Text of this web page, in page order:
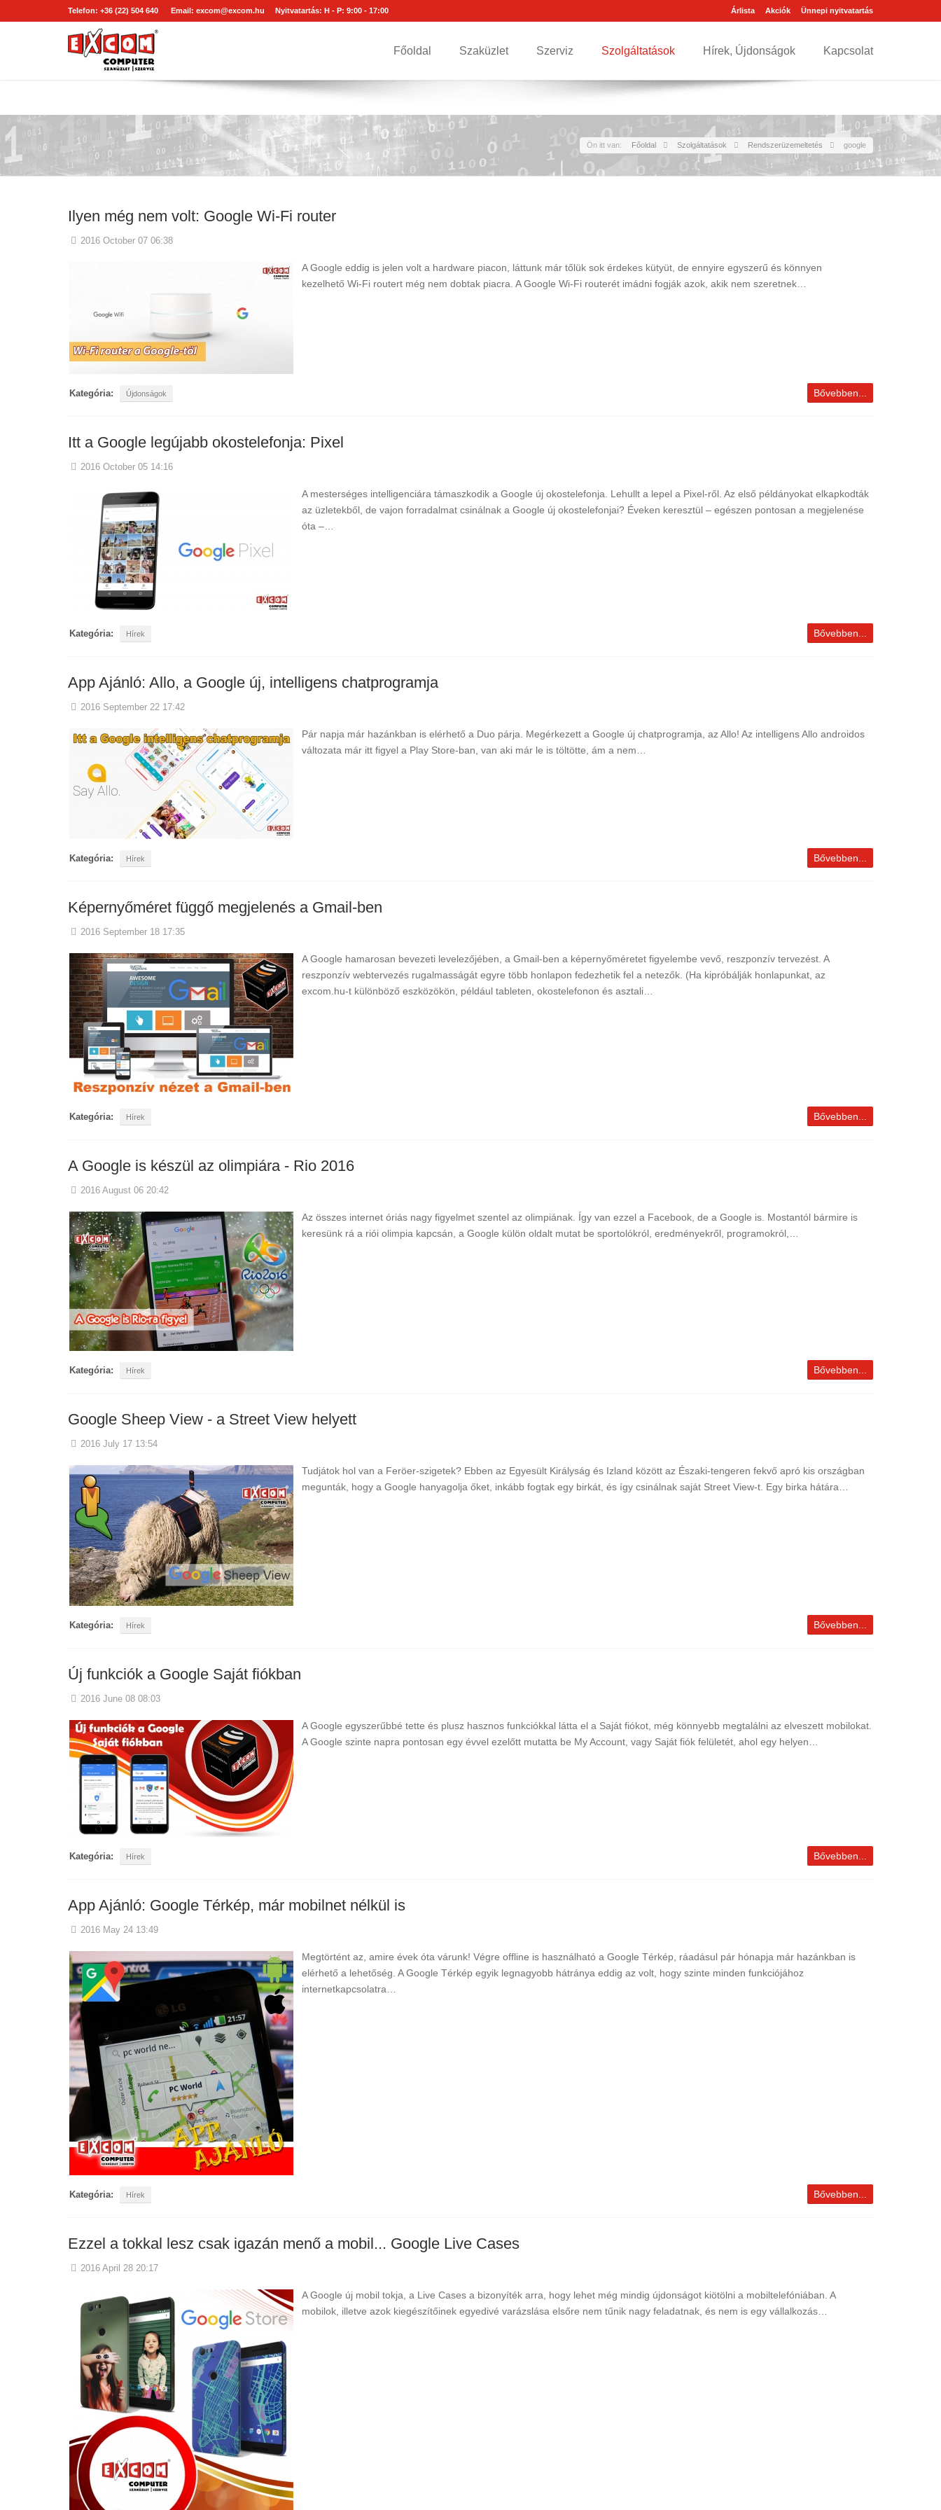
Telefon: +36 (22) 504 640 Email: excom@excom.hu Nyitvatartás: H - P: 9:00 - 17:00 Árlista Akciók Ünnepi nyitvatartás
Főoldal Szaküzlet Szerviz Szolgáltatások Hírek, Újdonságok Kapcsolat
Ön itt van: Főoldal Szolgáltatások Rendszerüzemeltetés google
Ilyen még nem volt: Google Wi-Fi router
2016 October 07 06:38
A Google eddig is jelen volt a hardware piacon, láttunk már tőlük sok érdekes kütyüt, de ennyire egyszerű és könnyen
kezelhető Wi-Fi routert még nem dobtak piacra. A Google Wi-Fi routerét imádni fogják azok, akik nem szeretnek…
Kategória: Újdonságok Bővebben...
Itt a Google legújabb okostelefonja: Pixel
2016 October 05 14:16
A mesterséges intelligenciára támaszkodik a Google új okostelefonja. Lehullt a lepel a Pixel-ről. Az első példányokat elkapkodták
az üzletekből, de vajon forradalmat csinálnak a Google új okostelefonjai? Éveken keresztül – egészen pontosan a megjelenése
óta –…
Kategória: Hírek Bővebben...
App Ajánló: Allo, a Google új, intelligens chatprogramja
2016 September 22 17:42
Pár napja már hazánkban is elérhető a Duo párja. Megérkezett a Google új chatprogramja, az Allo! Az intelligens Allo androidos
változata már itt figyel a Play Store-ban, van aki már le is töltötte, ám a nem…
Kategória: Hírek Bővebben...
Képernyőméret függő megjelenés a Gmail-ben
2016 September 18 17:35
A Google hamarosan bevezeti levelezőjében, a Gmail-ben a képernyőméretet figyelembe vevő, reszponzív tervezést. A
reszponzív webtervezés rugalmasságát egyre több honlapon fedezhetik fel a netezők. (Ha kipróbálják honlapunkat, az
excom.hu-t különböző eszközökön, például tableten, okostelefonon és asztali…
Kategória: Hírek Bővebben...
A Google is készül az olimpiára - Rio 2016
2016 August 06 20:42
Az összes internet óriás nagy figyelmet szentel az olimpiának. Így van ezzel a Facebook, de a Google is. Mostantól bármire is
keresünk rá a riói olimpia kapcsán, a Google külön oldalt mutat be sportolókról, eredményekről, programokról,…
Kategória: Hírek Bővebben...
Google Sheep View - a Street View helyett
2016 July 17 13:54
Tudjátok hol van a Feröer-szigetek? Ebben az Egyesült Királyság és Izland között az Északi-tengeren fekvő apró kis országban
megunták, hogy a Google hanyagolja őket, inkább fogtak egy birkát, és így csinálnak saját Street View-t. Egy birka hátára…
Kategória: Hírek Bővebben...
Új funkciók a Google Saját fiókban
2016 June 08 08:03
A Google egyszerűbbé tette és plusz hasznos funkciókkal látta el a Saját fiókot, még könnyebb megtalálni az elveszett mobilokat.
A Google szinte napra pontosan egy évvel ezelőtt mutatta be My Account, vagy Saját fiók felületét, ahol egy helyen…
Kategória: Hírek Bővebben...
App Ajánló: Google Térkép, már mobilnet nélkül is
2016 May 24 13:49
Megtörtént az, amire évek óta várunk! Végre offline is használható a Google Térkép, ráadásul pár hónapja már hazánkban is
elérhető a lehetőség. A Google Térkép egyik legnagyobb hátránya eddig az volt, hogy szinte minden funkciójához
internetkapcsolatra…
Kategória: Hírek Bővebben...
Ezzel a tokkal lesz csak igazán menő a mobil... Google Live Cases
2016 April 28 20:17
A Google új mobil tokja, a Live Cases a bizonyíték arra, hogy lehet még mindig újdonságot kiötölni a mobiltelefóniában. A
mobilok, illetve azok kiegészítőinek egyedivé varázslása elsőre nem tűnik nagy feladatnak, és nem is egy vállalkozás…